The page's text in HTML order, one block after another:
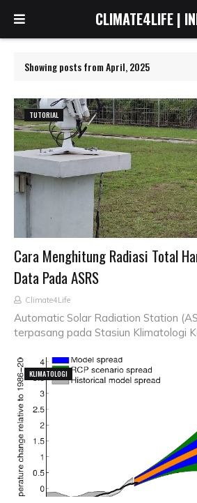
CLIMATE4LIFE |
Showing posts from April, 2025
TUTORIAL
Cara Menghitung Radiasi Total
Data Pada ASRS
Climate4Life
Automatic Solar Radiation Station
terpasang pada Stasiun Klimatologi
KLIMATOLOGI